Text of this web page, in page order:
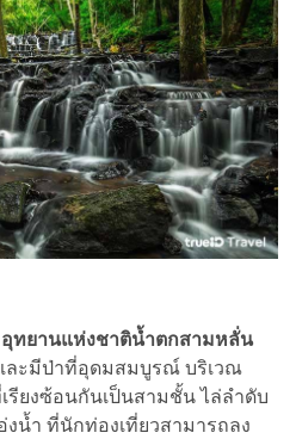
อุทยานแห่งชาติน้ำตกสามหลั่น
ละมีป่าที่อุดมสมบูรณ์ บริเวณ
รียงซ้อนกันเป็นสามชั้น ไล่ลำดับ
น้ำ ที่นักท่องเที่ยวสามารถลง